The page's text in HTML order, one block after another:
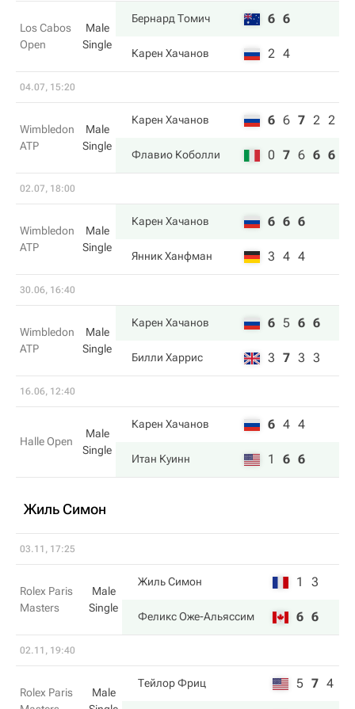
Los Cabos
Open
Male
Single
Бернард Томич 6 6
Карен Хачанов 2 4
04.07, 15:20
Wimbledon
ATP
Male
Single
Карен Хачанов 6 6 7 2 2
Флавио Коболли 0 7 6 6 6
02.07, 18:00
Wimbledon
ATP
Male
Single
Карен Хачанов 6 6 6
Янник Ханфман 3 4 4
30.06, 16:40
Wimbledon
ATP
Male
Single
Карен Хачанов 6 5 6 6
Билли Харрис 3 7 3 3
16.06, 12:40
Halle Open
Male
Single
Карен Хачанов 6 4 4
Итан Куинн 1 6 6
Жиль Симон
03.11, 17:25
Rolex Paris
Masters
Male
Single
Жиль Симон 1 3
Феликс Оже-Альяссим 6 6
02.11, 19:40
Rolex Paris
Male
Тейлор Фриц 5 7 4